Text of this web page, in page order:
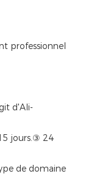
professionnel
d'Ali-
jours.③ 24
de domaine